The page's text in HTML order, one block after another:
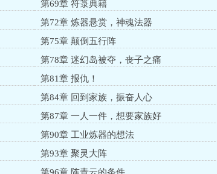
第69章 符箓典籍
第72章 炼器悬赏，神魂法器
第75章 颠倒五行阵
第78章 迷幻岛被夺，丧子之痛
第81章 报仇！
第84章 回到家族，振奋人心
第87章 一人一件，想要家族好
第90章 工业炼器的想法
第93章 聚灵大阵